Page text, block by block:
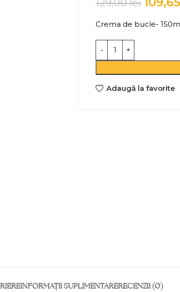
129,00lei
Crema de bucle-
Adaugă la favorite
INFORMAȚII SUPLIMENTARERECENZII (0)